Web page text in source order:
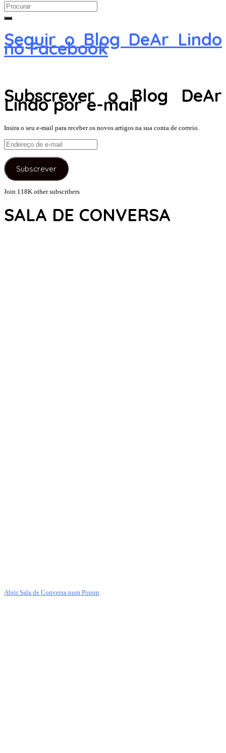
Search
for:
Seguir o Blog DeAr Lindo
no Facebook
Subscrever o Blog DeAr
Lindo por e-mail
Insira o seu e-mail para receber os novos artigos na sua conta de correio.
Endereço
de
e-
mail
Subscrever
Join 118K other subscribers
SALA DE CONVERSA
Abrir Sala de Conversa num Popup